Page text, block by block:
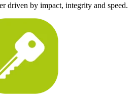
driven by impact, integrity and speed.